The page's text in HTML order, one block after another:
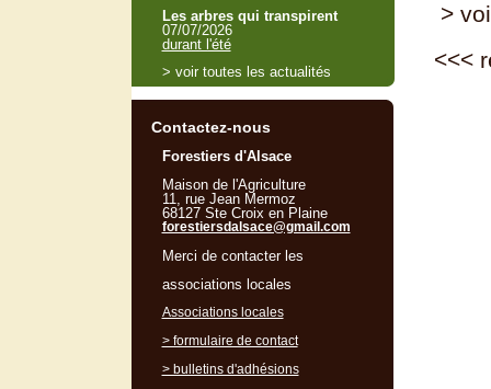
>
<<<
Les arbres qui transpirent
07/07/2026
durant l'été
> voir toutes les actualités
Contactez-nous
Forestiers d'Alsace
Maison de l'Agriculture
11, rue Jean Mermoz
68127 Ste Croix en Plaine
forestiersdalsace@gmail.com
Merci de contacter les
associations locales
Associations locales
> formulaire de contact
> bulletins d'adhésions